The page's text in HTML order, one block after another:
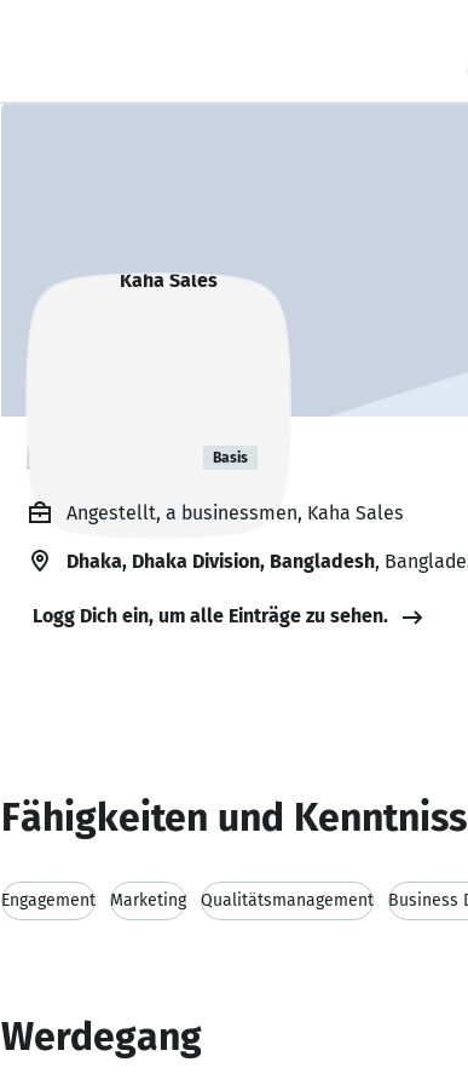
Kaha Sales Basis
Angestellt, a businessmen, Kaha Sales
Dhaka, Dhaka Division, Bangladesh,
Logg Dich ein, um alle Einträge zu sehen.
Fähigkeiten und
Engagement Marketing Qualitätsmanagement Business
Werdegang